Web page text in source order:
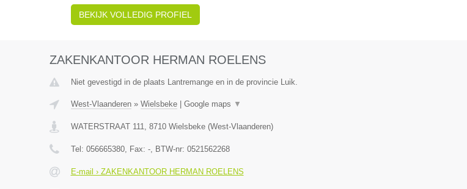
BEKIJK VOLLEDIG PROFIEL
ZAKENKANTOOR HERMAN ROELENS
Niet gevestigd in de plaats Lantremange en in de provincie Luik.
West-Vlaanderen» Wielsbeke| Google maps ▼
WATERSTRAAT 111, 8710 Wielsbeke(West-Vlaanderen)
Tel: 056665380, Fax: -, BTW-nr: 0521562268
E-mail › ZAKENKANTOOR HERMAN ROELENS